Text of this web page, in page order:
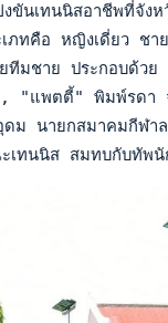
นเทนนิสอาชีพที่จั
ภทคือ หญิงเดี่ยว
ชาย ประกอบด้ว
แพตตี้" พิมพ์รดา
ายกสมาคมกีฬาล
นนิส สมทบกับทัพ